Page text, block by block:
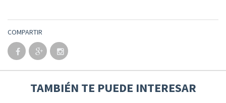
COMPARTIR
TAMBIÉN TE PUEDE INTERESAR